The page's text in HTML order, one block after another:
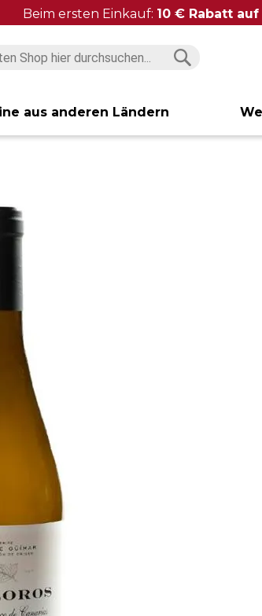
Beim ersten Einkauf: 10 € Rabatt
aus anderen Ländern